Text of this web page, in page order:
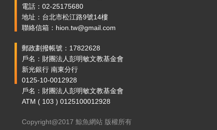
電話：02-25175680
地址：台北市松江路9號14樓
聯絡信箱：hion.tw@gmail.com
郵政劃撥帳號：17822628
戶名：財團法人彭明敏文教基金會
新光銀行 南東分行
0125-10-0012928
戶名：財團法人彭明敏文教基金會
ATM ( 103 ) 0125100012928
Copyright@2017 鯨魚網站 版權所有